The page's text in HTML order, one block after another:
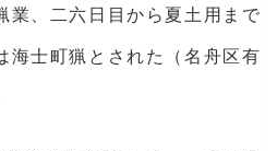
業、二六日目から夏土用まで
海士町猟とされた（名舟区有